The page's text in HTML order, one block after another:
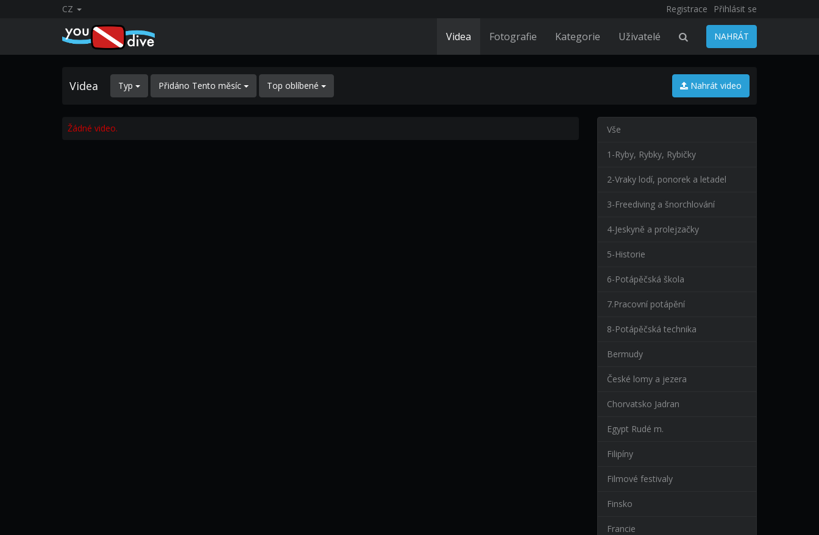
CZ Registrace Přihlásit se
Videa Fotografie Kategorie Uživatelé NAHRÁT
Videa Typ Přidáno Tento měsíc Top oblíbené Nahrát video
Žádné video. Vše
1-Ryby, Rybky, Rybičky
2-Vraky lodí, ponorek a letadel
3-Freediving a šnorchlování
4-Jeskyně a prolejzačky
5-Historie
6-Potápěčská škola
7.Pracovní potápění
8-Potápěčská technika
Bermudy
České lomy a jezera
Chorvatsko Jadran
Egypt Rudé m.
Filipíny
Filmové festivaly
Finsko
Francie